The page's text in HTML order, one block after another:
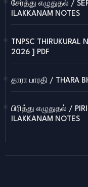
சேர்த்து எழுதுதல் /
ILAKKANAM NOTES
TNPSC THIRUKURAL
2026 ] PDF
தாரா பாரதி / THARA
பிரித்து எழுதுதல் /
ILAKKANAM NOTES